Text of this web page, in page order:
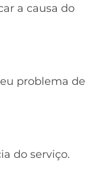
a causa do
problema de
do serviço.